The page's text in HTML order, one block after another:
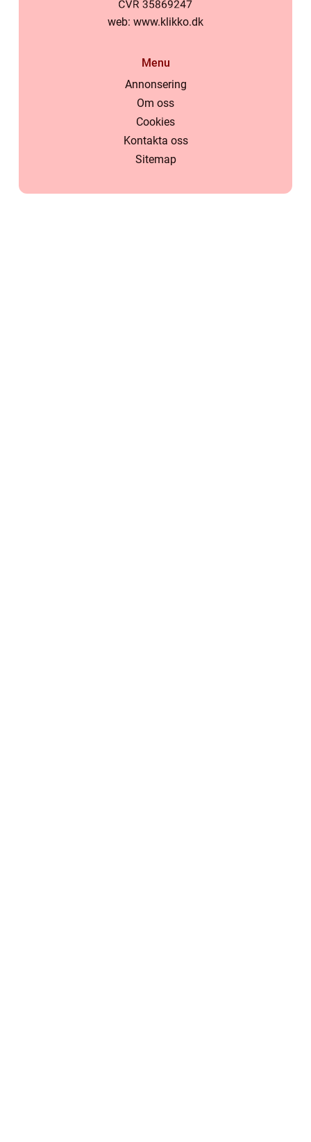
web: www.klikko.dk
Menu
Annonsering
Om oss
Cookies
Kontakta oss
Sitemap